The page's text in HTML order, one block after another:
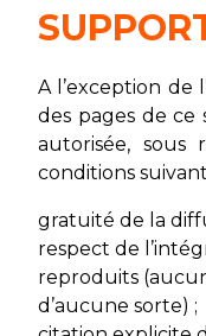
A l’exception de
des pages de
autorisée, sous
conditions
gratuité de la
respect de
reproduits
d’aucune sorte) ;